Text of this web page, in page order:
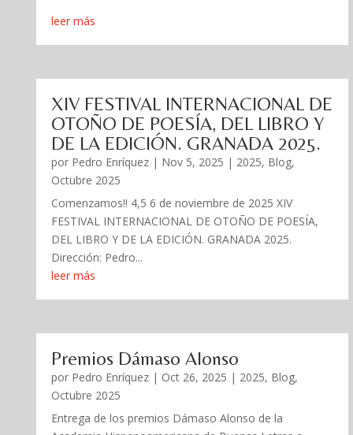
leer más
XIV FESTIVAL INTERNACIONAL DE
OTOÑO DE POESÍA, DEL LIBRO Y
DE LA EDICIÓN. GRANADA 2025.
por Pedro Enríquez| Nov 5, 2025 | 2025, Blog,
Octubre 2025
Comenzamos!! 4,5 6 de noviembre de 2025 XIV
FESTIVAL INTERNACIONAL DE OTOÑO DE POESÍA,
DEL LIBRO Y DE LA EDICIÓN. GRANADA 2025.
Dirección: Pedro...
leer más
Premios Dámaso Alonso
por Pedro Enríquez| Oct 26, 2025 | 2025, Blog,
Octubre 2025
Entrega de los premios Dámaso Alonso de la